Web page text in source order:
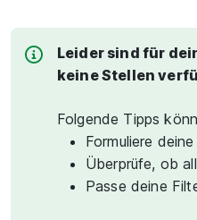
Leider sind für
keine Stellen
Folgende Tipps
Formuliere
Überprüfe, ob
Passe deine